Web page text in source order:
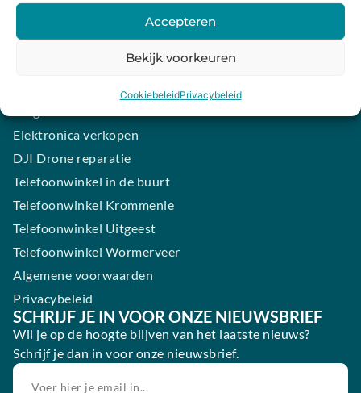
Accepteren
Bekijk voorkeuren
CookiebeleidPrivacybeleid
iPhone laten maken
Samsung smartphone laten maken
Elektronica verkopen
DJI Drone reparatie
Telefoonwinkel in de buurt
Telefoonwinkel Krommenie
Telefoonwinkel Uitgeest
Telefoonwinkel Wormerveer
Algemene voorwaarden
Privacybeleid
SCHRIJF JE IN VOOR ONZE NIEUWSBRIEF
Wil je op de hoogte blijven van het laatste nieuws?
Schrijf je dan in voor onze nieuwsbrief.